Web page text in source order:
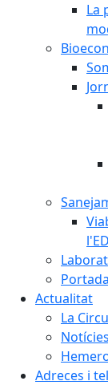
La
Actualitat
La
Notícies
Adreces i